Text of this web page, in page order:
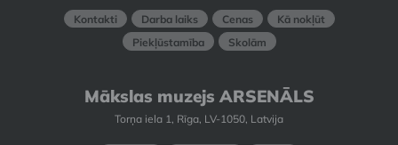
Kontakti Darba laiks Cenas
Kā nokļūt
Piekļūstamība
Skolām
Mākslas muzejs ARSENĀLS
Torņa iela 1, Rīga, LV-1050, Latvija